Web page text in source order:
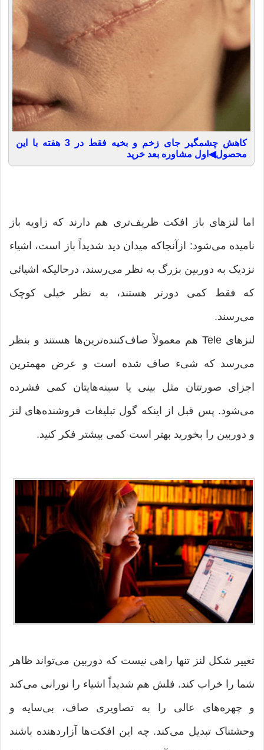
کاهش چشمگیر جای زخم و بخیه فقط در 3 هفته با این
محصول◀اول مشاوره بعد خرید
اما لنزهای باز افکت ظریف‌تری هم دارند که زاویه باز
نامیده می‌شود: ازآنجاکه میدان دید شدیداً باز است، اشیاء
نزدیک به دوربین بزرگ به نظر می‌رسند، درحالیکه اشیائی
که فقط کمی دورتر هستند، به نظر خیلی کوچک
می‌رسند.
لنزهای Tele هم معمولاً صاف‌کننده‌ترین‌ها هستند و بنظر
می‌رسد که شیء صاف شده است و عرض مهمترین
اجزای صورتتان مثل بینی یا سینه‌هایتان کمی فشرده
می‌شود. پس قبل از اینکه گول تبلیغات فروشنده‌های لنز
و دوربین را بخورید بهتر است کمی بیشتر فکر کنید.
تغییر شکل لنز تنها راهی نیست که دوربین می‌تواند ظاهر
شما را خراب کند. فلش هم شدیداً اشیاء را نورانی می‌کند
و چهره‌های عالی را به تصاویری صاف، بی‌سایه و
وحشتناک تبدیل می‌کند. چه این افکت‌ها آزاردهنده باشند